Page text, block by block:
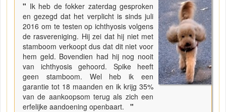
" Ik heb de fokker zaterdag gesproken
en gezegd dat het verplicht is sinds juli
2016 om te testen op ichthyosis volgens
de rasvereniging. Hij zei dat hij niet met
stamboom verkoopt dus dat dit niet voor
hem geld. Bovendien had hij nog nooit
van ichthyosis gehoord. Spike heeft
geen stamboom. Wel heb ik een
garantie tot 18 maanden en ik krijg 35%
van de aankoopsom terug als zich een
erfelijke aandoening openbaart.
"